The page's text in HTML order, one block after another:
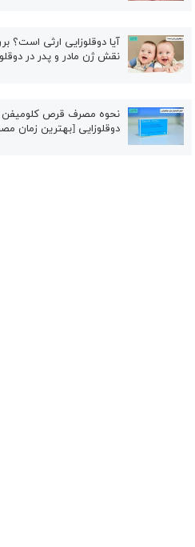
آیا دوقلوزایی ارثی است؟
نقش ژن مادر و پدر در
نحوه مصرف قرص کلومیفن
دوقلوزایی [بهترین زمان